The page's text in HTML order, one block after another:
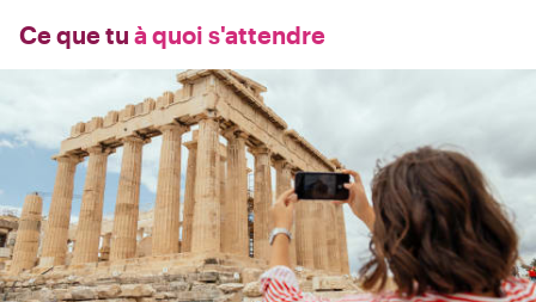
Ce que tu à quoi s'attendre